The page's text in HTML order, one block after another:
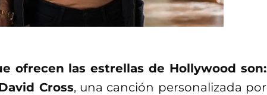
ofrecen las estrellas de Hollywood son:
Cross, una canción personalizada por